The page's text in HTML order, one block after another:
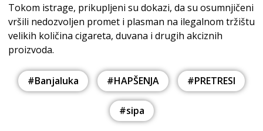
Tokom istrage, prikupljeni su dokazi, da su osumnjičeni
vršili nedozvoljen promet i plasman na ilegalnom tržištu
velikih količina cigareta, duvana i drugih akciznih
proizvoda.
#Banjaluka #HAPŠENJA #PRETRESI
#sipa